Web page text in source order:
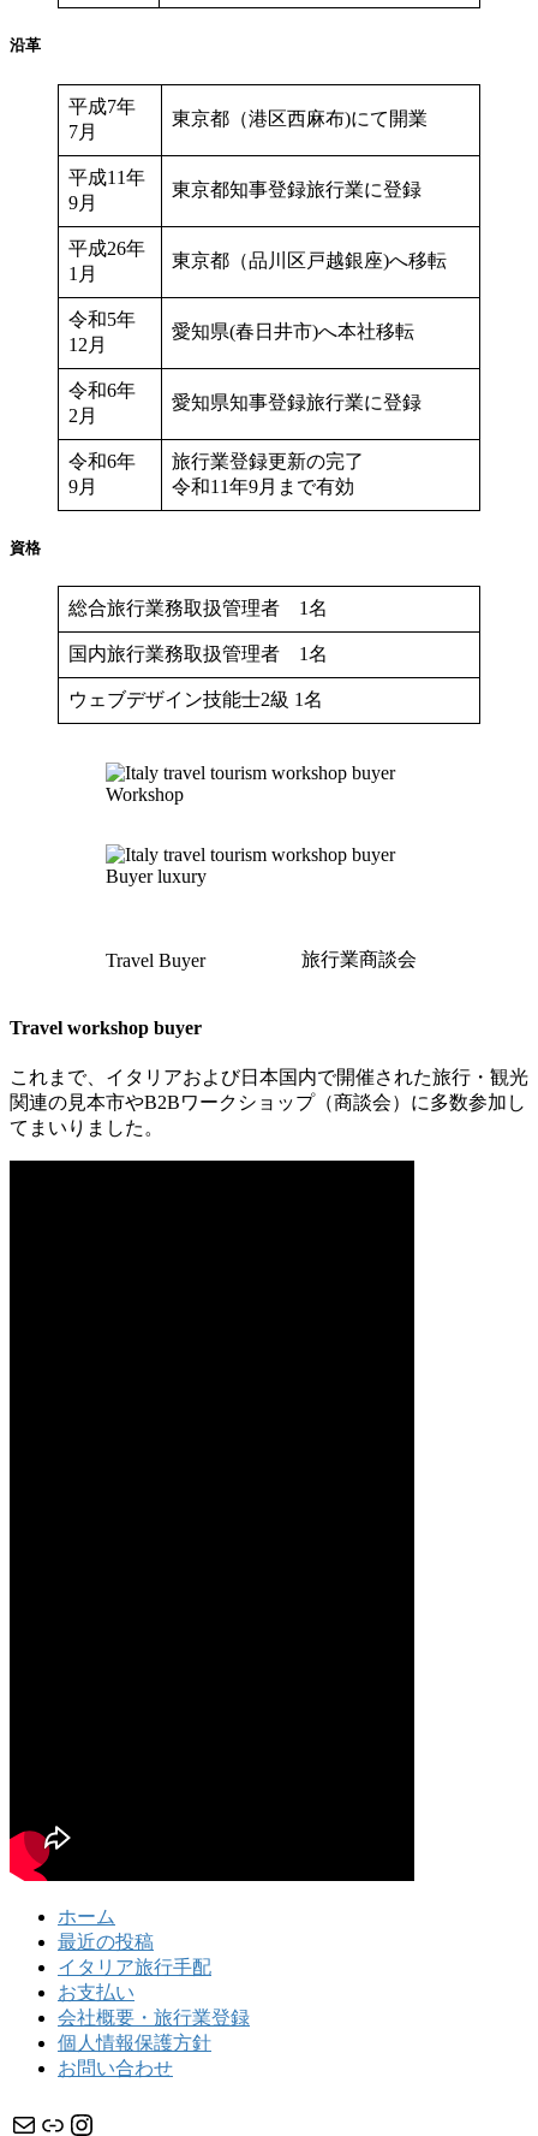
沿革
平成7年
7月
東京都（港区西麻布)にて開業
平成11年
9月
東京都知事登録旅行業に登録
平成26年
1月
東京都（品川区戸越銀座)へ移転
令和5年
12月
愛知県(春日井市)へ本社移転
令和6年
2月
愛知県知事登録旅行業に登録
令和6年
9月
旅行業登録更新の完了
令和11年9月まで有効
資格
総合旅行業務取扱管理者 1名
国内旅行業務取扱管理者 1名
ウェブデザイン技能士2級 1名
Workshop
Buyer luxury
Travel Buyer 旅行業商談会
Travel workshop buyer
これまで、イタリアおよび日本国内で開催された旅行・観光
関連の見本市やB2Bワークショップ（商談会）に多数参加し
てまいりました。
ホーム
最近の投稿
イタリア旅行手配
お支払い
会社概要・旅行業登録
個人情報保護方針
お問い合わせ
メール リンク Instagram